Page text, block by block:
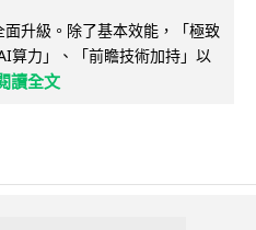
升級。除了基本效能，「極致
算力」、「前瞻技術加持」以
讀全文